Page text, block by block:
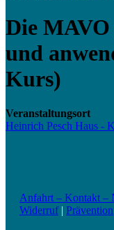
Die MAVO
und
Kurs)
Veranstaltungsort
Heinrich Pesch Haus -
Anfahrt – Kontakt –
Widerruf| Prävention